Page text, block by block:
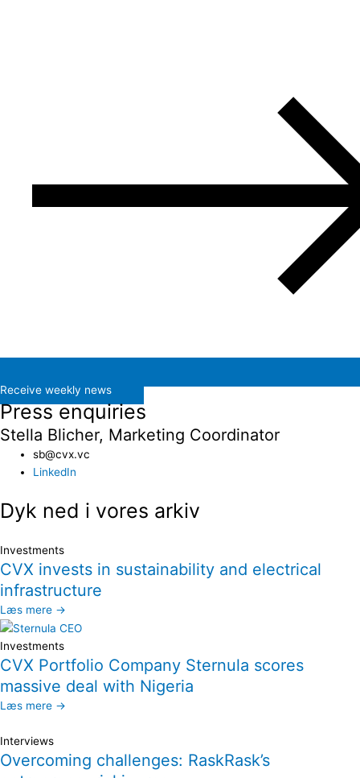
Receive weekly news
Press enquiries
Stella Blicher, Marketing Coordinator
sb@cvx.vc​
LinkedIn
Dyk ned i vores arkiv
Investments
CVX invests in sustainability and electrical
infrastructure
Læs mere →
Investments
CVX Portfolio Company Sternula scores
massive deal with Nigeria
Læs mere →
Interviews
Overcoming challenges: RaskRask’s